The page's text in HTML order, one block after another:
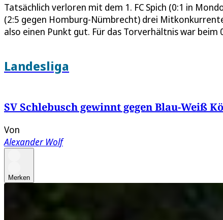
Tatsächlich verloren mit dem 1. FC Spich (0:1 in
(2:5 gegen Homburg-Nümbrecht) drei
also einen Punkt gut. Für das Torverhältnis war beim
Landesliga
SV Schlebusch gewinnt gegen Blau-Weiß
Von
Alexander Wolf
Merken